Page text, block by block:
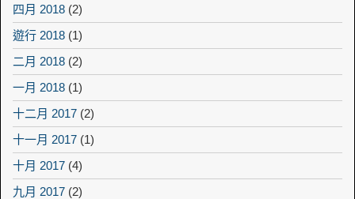
四月 2018 (2)
遊行 2018 (1)
二月 2018 (2)
一月 2018 (1)
十二月 2017 (2)
十一月 2017 (1)
十月 2017 (4)
九月 2017 (2)